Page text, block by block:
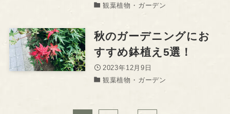
観葉植物・ガーデン
秋のガーデニングにお
すすめ鉢植え5選！
2023年12月9日
観葉植物・ガーデン